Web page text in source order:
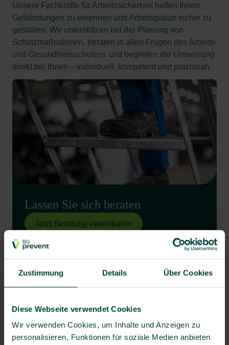
Zustimmung Details Über Cookies
Diese Webseite verwendet Cookies
Wir verwenden Cookies, um Inhalte und Anzeigen zu
personalisieren, Funktionen für soziale Medien anbieten
Unsere Fachkräfte für Arbeitssicherheit helfen Ihnen,
Gefährdungen zu erkennen und Arbeitsplätze sicher zu
gestalten. Wir unterstützen bei der Planung von
Schutzmaßnahmen, beraten in allen Fragen des Arbeits-
und Gesundheitsschutzes und begleiten die Umsetzung
direkt bei Ihnen – individuell, kompetent und praxisnah.
Lassen Sie sich beraten
Jetzt Beratung vereinbaren
Über 50 Jahre Erfahrung im Arbeitsschutz
Expert:innen
Maßgeschneiderte Lösungen für Ihre Branche
Sicherheit nach Maß – bundesweit und bei